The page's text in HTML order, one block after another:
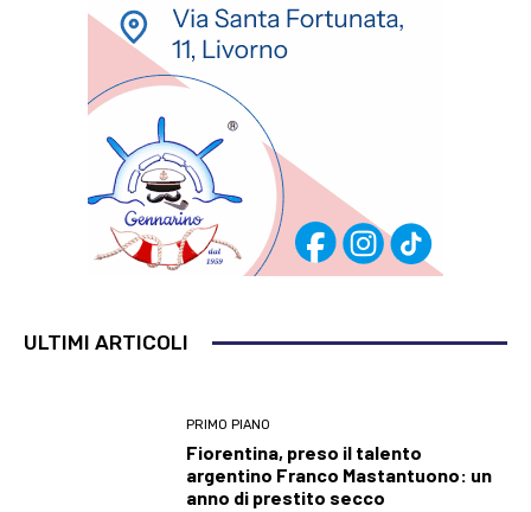
ULTIMI ARTICOLI
PRIMO PIANO
Fiorentina, preso il talento
argentino Franco Mastantuono: un
anno di prestito secco